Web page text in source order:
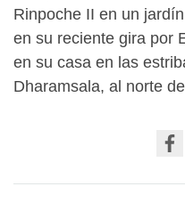
Rinpoche II en un
en su reciente gira por
en su casa en las
Dharamsala, al norte
on